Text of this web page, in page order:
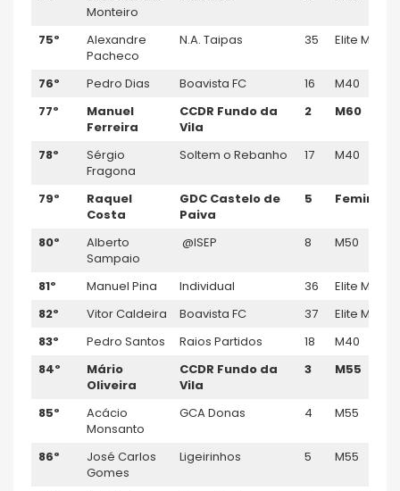
Monteiro
75º
Alexandre
Pacheco
N.A. Taipas 35 Elite M
76º Pedro Dias Boavista FC 16
M40
77º
Manuel
Ferreira
CCDR Fundo da
Vila
2 M60
78º
Sérgio
Fragona
Soltem o Rebanho 17 M40
79º
Raquel
Costa
GDC Castelo de
Paiva
5 Feminino
80º
Alberto
Sampaio
@ISEP 8 M50
81º Manuel Pina Individual 36
Elite M
82º
Vitor Caldeira Boavista FC 37
Elite M
83º
Pedro Santos Raios Partidos 18
M40
84º
Mário
Oliveira
CCDR Fundo da
Vila
3 M55
85º
Acácio
Monsanto
GCA Donas 4 M55
86º
José Carlos
Gomes
Ligeirinhos 5 M55